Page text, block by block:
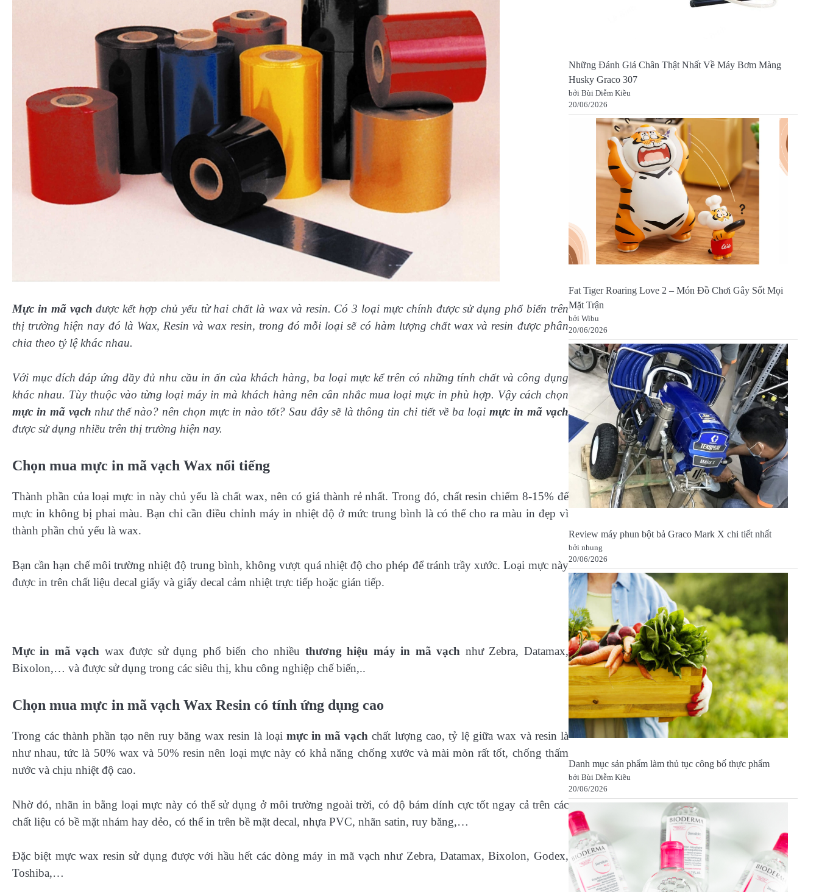
Mực in mã vạch được kết hợp chủ yếu từ hai chất là wax và resin. Có 3 loại mực chính được sử dụng phổ biến trên
thị trường hiện nay đó là Wax, Resin và wax resin, trong đó mỗi loại sẽ có hàm lượng chất wax và resin được phân
chia theo tỷ lệ khác nhau.
Với mục đích đáp ứng đầy đủ nhu cầu in ấn của khách hàng, ba loại mực kể trên có những tính chất và công dụng
khác nhau. Tùy thuộc vào từng loại máy in mà khách hàng nên cân nhắc mua loại mực in phù hợp. Vậy cách chọn
mực in mã vạch như thế nào? nên chọn mực in nào tốt? Sau đây sẽ là thông tin chi tiết về ba loạimực in mã vạch
được sử dụng nhiều trên thị trường hiện nay.
Chọn mua mực in mã vạch Wax nổi tiếng
Thành phần của loại mực in này chủ yếu là chất wax, nên có giá thành rẻ nhất. Trong đó, chất resin chiếm 8-15% để
mực in không bị phai màu. Bạn chỉ cần điều chỉnh máy in nhiệt độ ở mức trung bình là có thể cho ra màu in đẹp vì
thành phần chủ yếu là wax.
Bạn cần hạn chế môi trường nhiệt độ trung bình, không vượt quá nhiệt độ cho phép để tránh trầy xước. Loại mực này
được in trên chất liệu decal giấy và giấy decal cảm nhiệt trực tiếp hoặc gián tiếp.
Mực in mã vạch wax được sử dụng phổ biến cho nhiều thương hiệu máy in mã vạch như Zebra, Datamax,
Bixolon,… và được sử dụng trong các siêu thị, khu công nghiệp chế biến,..
Chọn mua mực in mã vạch Wax Resin có tính ứng dụng cao
Trong các thành phần tạo nên ruy băng wax resin là loại mực in mã vạch chất lượng cao, tỷ lệ giữa wax và resin là
như nhau, tức là 50% wax và 50% resin nên loại mực này có khả năng chống xước và mài mòn rất tốt, chống thấm
nước và chịu nhiệt độ cao.
Nhờ đó, nhãn in bằng loại mực này có thể sử dụng ở môi trường ngoài trời, có độ bám dính cực tốt ngay cả trên các
chất liệu có bề mặt nhám hay dẻo, có thể in trên bề mặt decal, nhựa PVC, nhãn satin, ruy băng,…
Đặc biệt mực wax resin sử dụng được với hầu hết các dòng máy in mã vạch như Zebra, Datamax, Bixolon, Godex,
Toshiba,…
Những Đánh Giá Chân Thật Nhất Về Máy Bơm Màng
Husky Graco 307
bởi Bùi Diễm Kiều
20/06/2026
Fat Tiger Roaring Love 2 – Món Đồ Chơi Gây Sốt Mọi
Mặt Trận
bởi Wibu
20/06/2026
Review máy phun bột bả Graco Mark X chi tiết nhất
bởi nhung
20/06/2026
Danh mục sản phẩm làm thủ tục công bố thực phẩm
bởi Bùi Diễm Kiều
20/06/2026